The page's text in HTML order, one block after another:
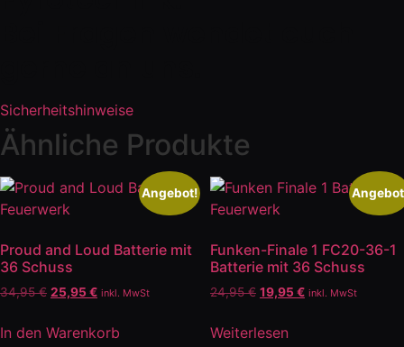
Sicherheitshinweise
Ähnliche Produkte
Angebot!
Proud and Loud Batterie mit
36 Schuss
34,95€ Ursprünglicher
war:
25,95 €Aktueller
ist:
inkl. MwSt
In den Warenkorb
Funken-Finale 1 FC20-36-1
Batterie mit 36 Schuss
24,95€ Ursprünglicher
war:
19,95 €Aktueller
inkl. MwSt
Weiterlesen